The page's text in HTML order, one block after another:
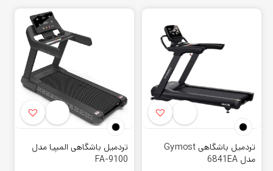
تردمیل باشگاهی Gymost
مدل 6841EA
تردمیل باشگاهی المپیا مدل
FA-9100